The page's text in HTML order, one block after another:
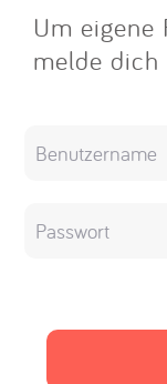
Um eigene
melde dich